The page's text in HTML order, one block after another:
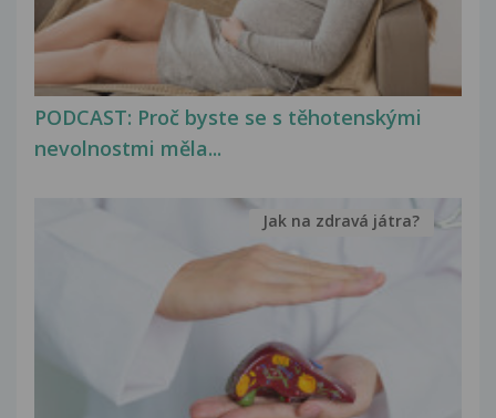
PODCAST: Proč byste se s těhotenskými
nevolnostmi měla...
Jak na zdravá játra?